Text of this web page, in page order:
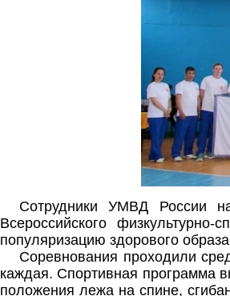
Сотрудники УМВД России
Всероссийского
популяризацию здорового
Соревнования проходили
каждая. Спортивная программа
положения лежа на спине,